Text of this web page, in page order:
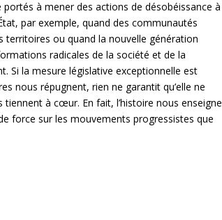
à mener des actions de désobéissance à
par exemple, quand des communautés
ou quand la nouvelle génération
radicales de la société et de la
Si la mesure législative exceptionnelle est
nous répugnent, rien ne garantit qu’elle ne
à cœur. En fait, l’histoire nous enseigne
force sur les mouvements progressistes que